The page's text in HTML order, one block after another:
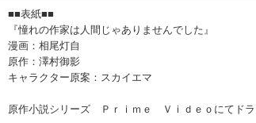
■■表紙■■
『憧れの作家は人間じゃありませんでした』
漫画：相尾灯自
原作：澤村御影
キャラクター原案：スカイエマ
原作小説シリーズ Ｐｒｉｍｅ Ｖｉｄｅｏにてドラ